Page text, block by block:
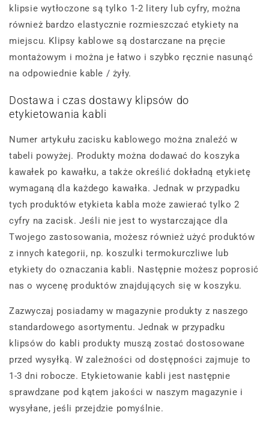
klipsie wytłoczone są tylko 1-2 litery lub cyfry, można
również bardzo elastycznie rozmieszczać etykiety na
miejscu. Klipsy kablowe są dostarczane na pręcie
montażowym i można je łatwo i szybko ręcznie nasunąć
na odpowiednie kable / żyły.
Dostawa i czas dostawy klipsów do
etykietowania kabli
Numer artykułu zacisku kablowego można znaleźć w
tabeli powyżej. Produkty można dodawać do koszyka
kawałek po kawałku, a także określić dokładną etykietę
wymaganą dla każdego kawałka. Jednak w przypadku
tych produktów etykieta kabla może zawierać tylko 2
cyfry na zacisk. Jeśli nie jest to wystarczające dla
Twojego zastosowania, możesz również użyć produktów
z innych kategorii, np. koszulki termokurczliwe lub
etykiety do oznaczania kabli. Następnie możesz poprosić
nas o wycenę produktów znajdujących się w koszyku.
Zazwyczaj posiadamy w magazynie produkty z naszego
standardowego asortymentu. Jednak w przypadku
klipsów do kabli produkty muszą zostać dostosowane
przed wysyłką. W zależności od dostępności zajmuje to
1-3 dni robocze. Etykietowanie kabli jest następnie
sprawdzane pod kątem jakości w naszym magazynie i
wysyłane, jeśli przejdzie pomyślnie.